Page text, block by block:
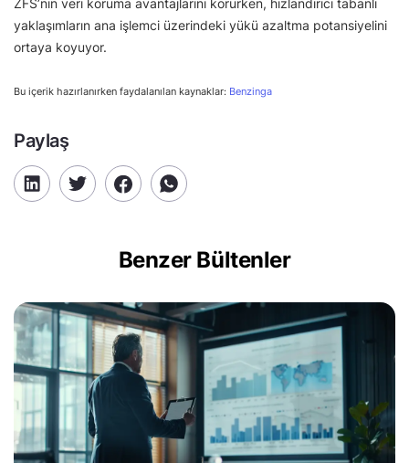
ZFS’nin veri koruma avantajlarını korurken, hızlandırıcı tabanlı
yaklaşımların ana işlemci üzerindeki yükü azaltma potansiyelini
ortaya koyuyor.
Bu içerik hazırlanırken faydalanılan kaynaklar: Benzinga
Paylaş
Benzer Bültenler